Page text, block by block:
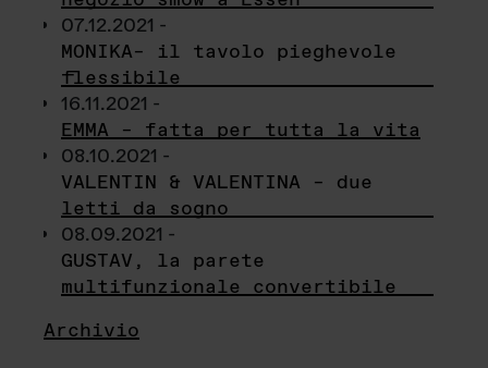
07.12.2021 -
MONIKA– il tavolo pieghevole
flessibile
16.11.2021 -
EMMA – fatta per tutta la vita
08.10.2021 -
VALENTIN & VALENTINA – due
letti da sogno
08.09.2021 -
GUSTAV, la parete
multifunzionale convertibile
Archivio